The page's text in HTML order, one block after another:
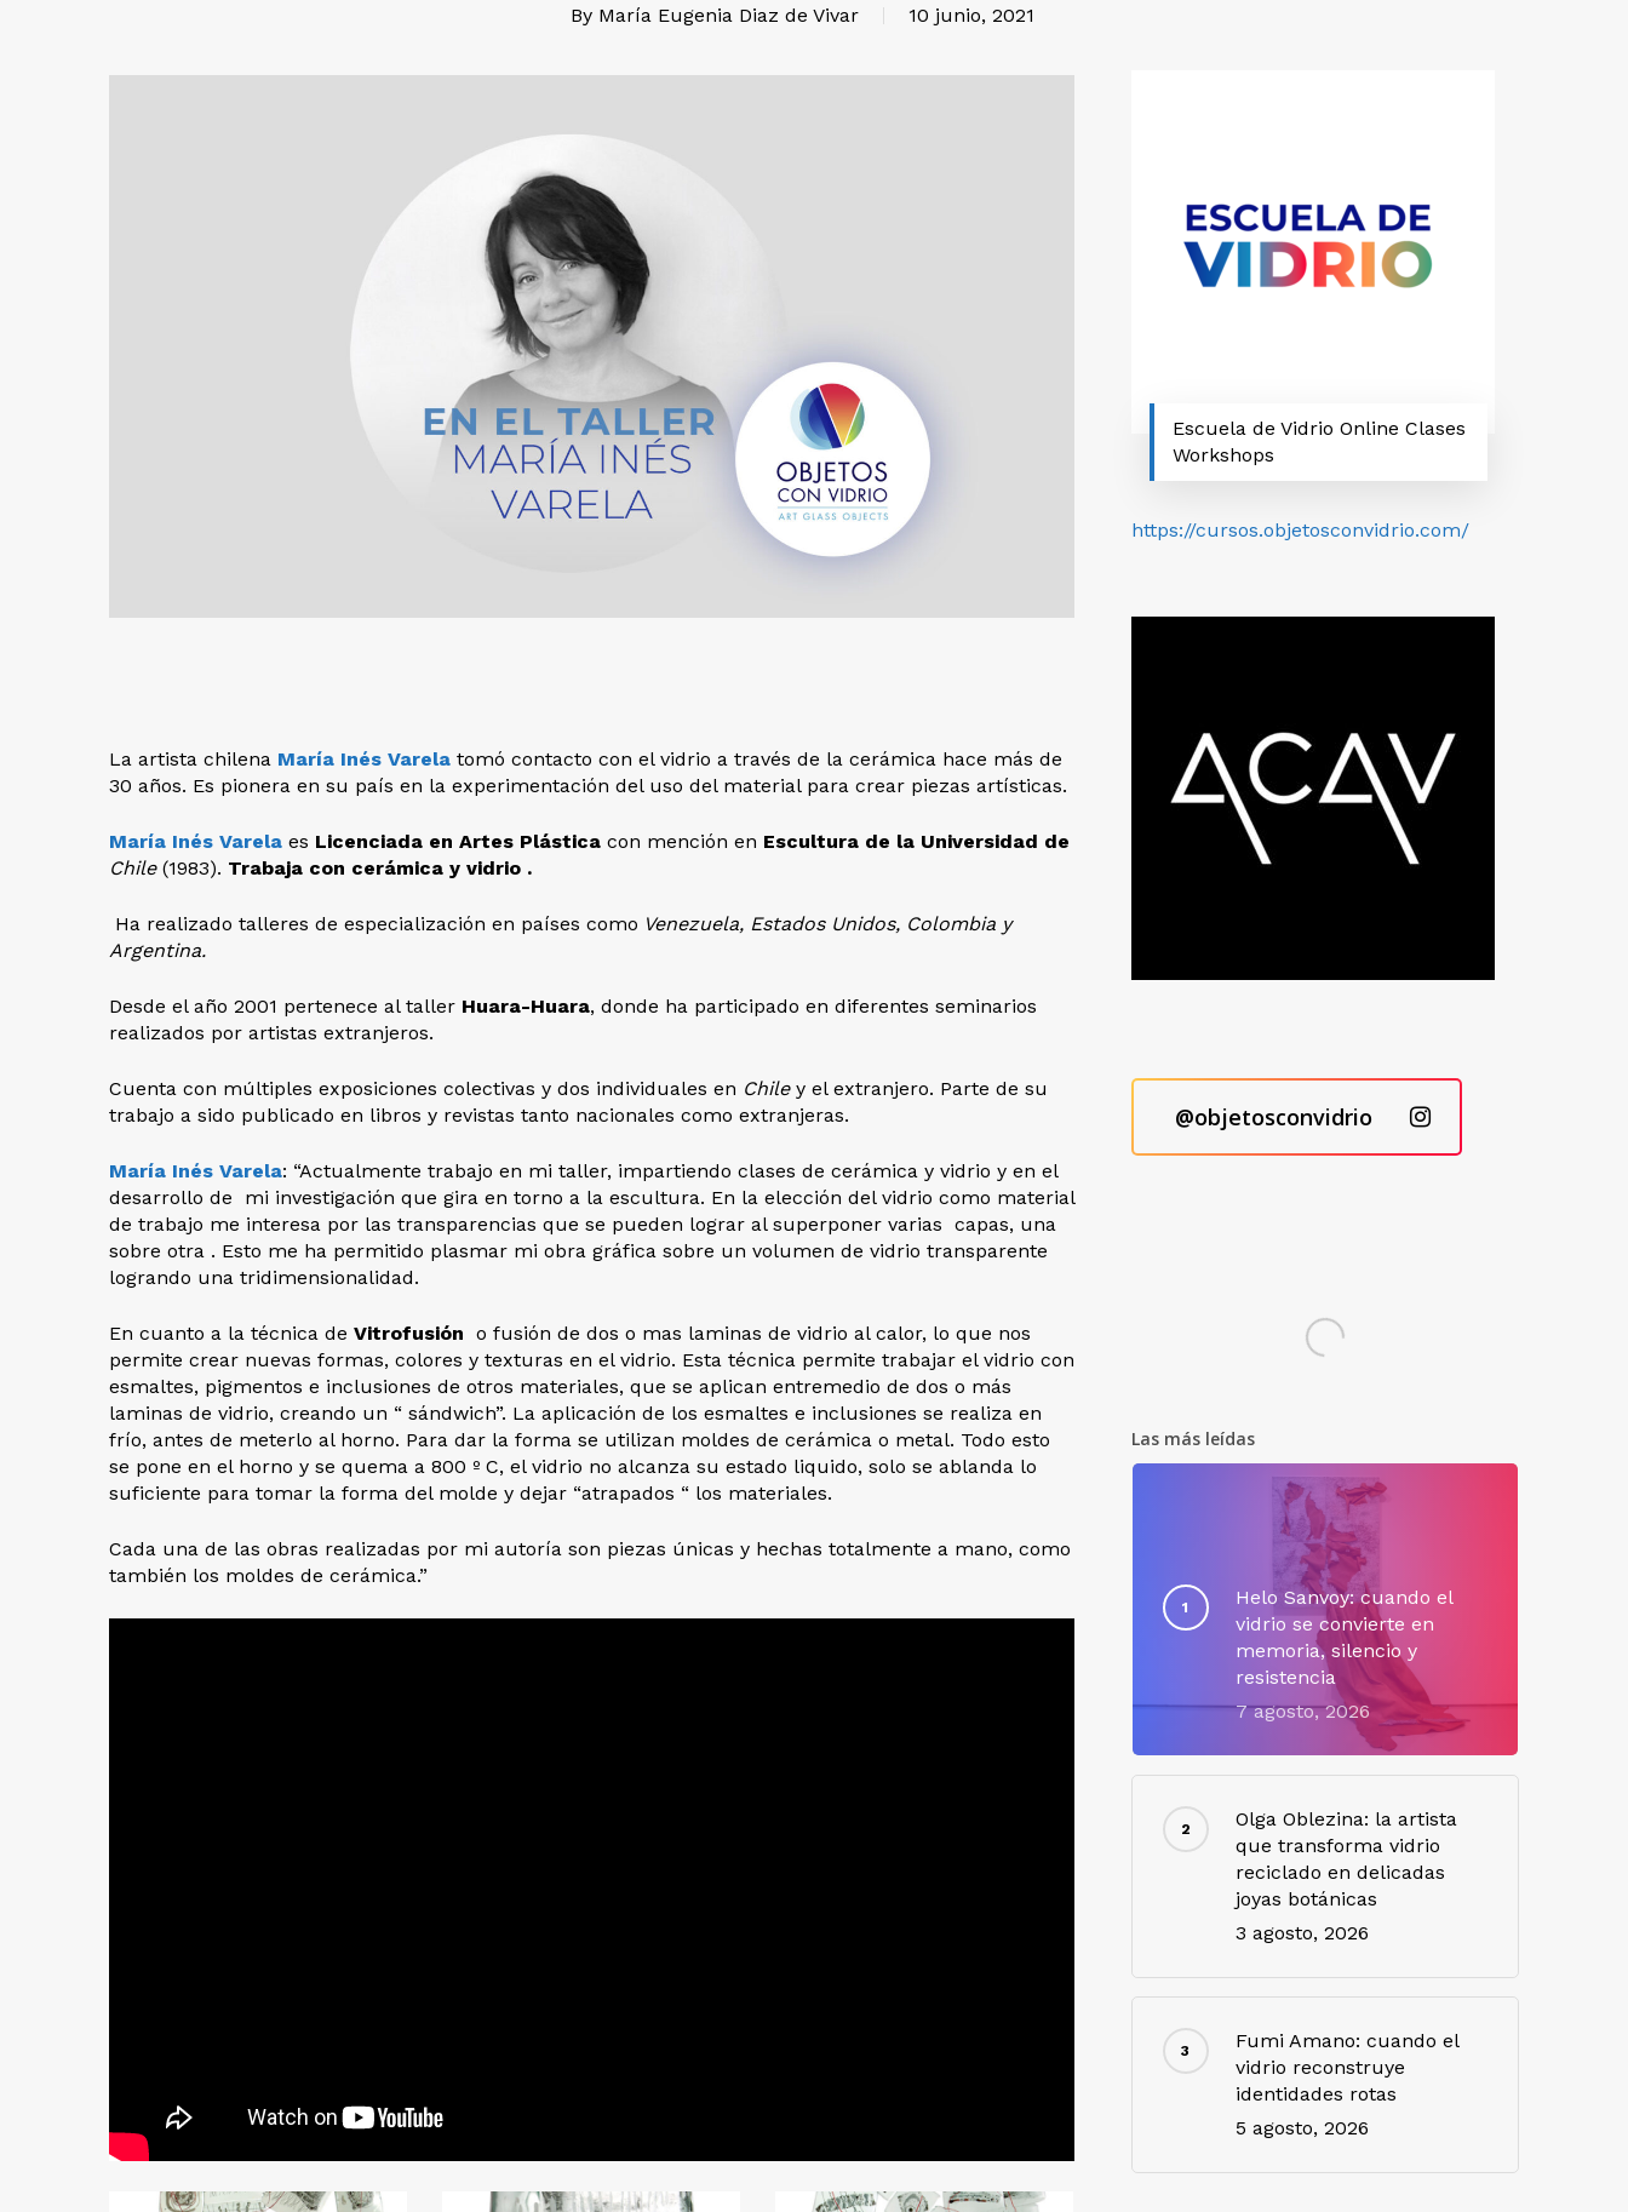
By María Eugenia Diaz de Vivar 10 junio, 2021
La artista chilena María Inés Varela tomó contacto con el vidrio a través de la cerámica hace más de
30 años. Es pionera en su país en la experimentación del uso del material para crear piezas artísticas.
María Inés Varela es Licenciada en Artes Plástica con mención en Escultura de la Universidad de
Chile(1983). Trabaja con cerámica y vidrio .
Ha realizado talleres de especialización en países como Venezuela, Estados Unidos, Colombia y
Argentina.
Desde el año 2001 pertenece al taller Huara-Huara, donde ha participado en diferentes seminarios
realizados por artistas extranjeros.
Cuenta con múltiples exposiciones colectivas y dos individuales en Chiley el extranjero. Parte de su
trabajo a sido publicado en libros y revistas tanto nacionales como extranjeras.
María Inés Varela: “Actualmente trabajo en mi taller, impartiendo clases de cerámica y vidrio y en el
desarrollo de mi investigación que gira en torno a la escultura. En la elección del vidrio como material
de trabajo me interesa por las transparencias que se pueden lograr al superponer varias capas, una
sobre otra . Esto me ha permitido plasmar mi obra gráfica sobre un volumen de vidrio transparente
logrando una tridimensionalidad.
En cuanto a la técnica deVitrofusión o fusión de dos o mas laminas de vidrio al calor, lo que nos
permite crear nuevas formas, colores y texturas en el vidrio. Esta técnica permite trabajar el vidrio con
esmaltes, pigmentos e inclusiones de otros materiales, que se aplican entremedio de dos o más
laminas de vidrio, creando un “ sándwich”. La aplicación de los esmaltes e inclusiones se realiza en
frío, antes de meterlo al horno. Para dar la forma se utilizan moldes de cerámica o metal. Todo esto
se pone en el horno y se quema a 800 º C, el vidrio no alcanza su estado liquido, solo se ablanda lo
suficiente para tomar la forma del molde y dejar “atrapados “ los materiales.
Cada una de las obras realizadas por mi autoría son piezas únicas y hechas totalmente a mano, como
también los moldes de cerámica.”
Escuela de Vidrio Online Clases
Workshops
https://cursos.objetosconvidrio.com/
@objetosconvidrio
Las más leídas
Helo Sanvoy: cuando el
vidrio se convierte en
memoria, silencio y
resistencia
7 agosto, 2026
Olga Oblezina: la artista
que transforma vidrio
reciclado en delicadas
joyas botánicas
3 agosto, 2026
Fumi Amano: cuando el
vidrio reconstruye
identidades rotas
5 agosto, 2026